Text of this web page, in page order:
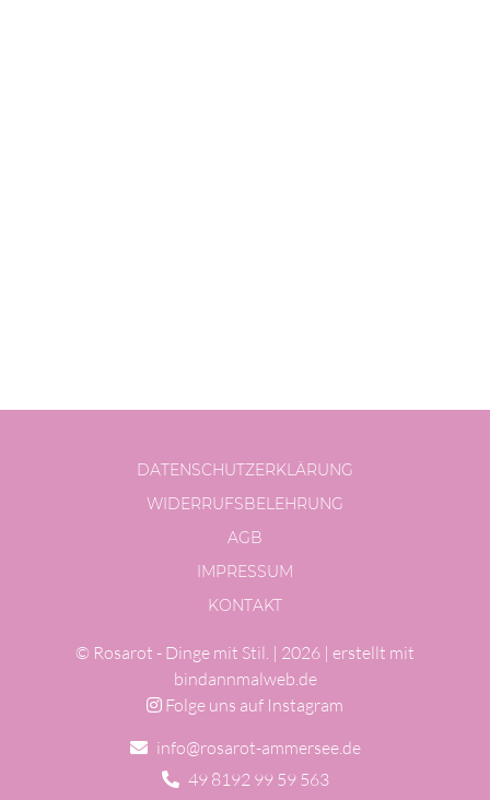
DATENSCHUTZERKLÄRUNG
WIDERRUFSBELEHRUNG
AGB
IMPRESSUM
KONTAKT
© Rosarot - Dinge mit Stil. | 2026 | erstellt mit
bindannmalweb.de
Folge uns auf Instagram
info@rosarot-ammersee.de
49 8192 99 59 563